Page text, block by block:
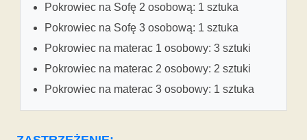
Pokrowiec na Sofę 2 osobową: 1 sztuka
Pokrowiec na Sofę 3 osobową: 1 sztuka
Pokrowiec na materac 1 osobowy: 3 sztuki
Pokrowiec na materac 2 osobowy: 2 sztuki
Pokrowiec na materac 3 osobowy: 1 sztuka